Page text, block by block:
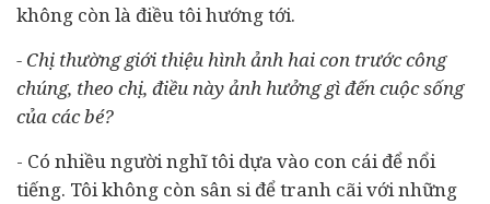
không còn là điều tôi hướng tới.
- Chị thường giới thiệu hình ảnh hai con trước công
chúng, theo chị, điều này ảnh hưởng gì đến cuộc sống
của các bé?
- Có nhiều người nghĩ tôi dựa vào con cái để nổi
tiếng. Tôi không còn sân si để tranh cãi với những